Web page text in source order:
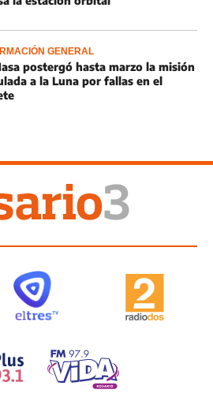
GENERAL
postergó hasta marzo la misión
a la Luna por fallas en el